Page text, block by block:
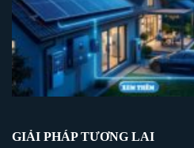
GIẢI PHÁP TƯƠNG LAI